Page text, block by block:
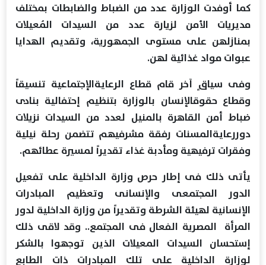
كما أوفدت الوزارة عدد من الضباط والضابطات بمختلف
مديريات الأمن لزيارة عدد من السيدات المُعيلات
بمنازلهن على مستوى الجمهورية، وتقديم الهدايا
عبوات مواد غذائية لهن.
وفى سياقٍ آخر قام قطاع الرعايةالإجتماعية تنسيقاً
وقطاع حقوقالإنسان بالوزارة بتنظيم إحتفالية بنادى
ضباط أمن القاهرة بالمنيل لعدد من السيدات نزيلات
دوررعايةالمسنات رفقة مشرفيهم تتضمن رحلة نيلية
وفقرات ترفيهية ومأدبة غذاء تقديراً لمسيرة عطائهم.
يأتى ذلك فى إطار حرص وزارة الداخلية على تفعيل
الدور المجتمعى والإنسانى وتعظيم المبادرات
الإنسانية لهيئة الشرطة وتقديراً من وزارة الداخلية لدور
المرأة المصرية الفعال فى المجتمع.. وقد لاقى ذلك
إستحسان السيدات المعيلات الذين توجهوا بالشكر
لوزارة الداخلية على تلك المبادرات ذات الطابع